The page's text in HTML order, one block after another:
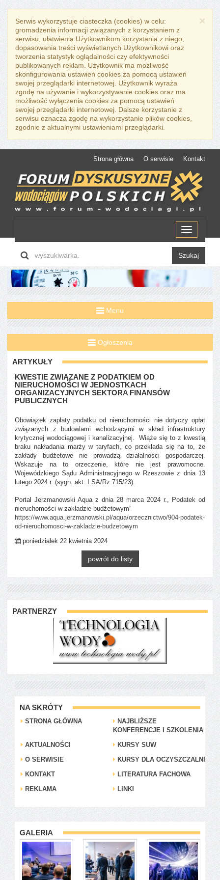
×
Serwis wykorzystuje ciasteczka (cookies) w celu:
gromadzenia informacji związanych z korzystaniem z
serwisu, ułatwienia Użytkownikom korzystania z niego,
dopasowania treści wyświetlanych Użytkownikowi oraz
tworzenia statystyk oglądalności czy efektywności
publikowanych reklam. Użytkownik ma możliwość
skonfigurowania ustawień cookies za pomocą ustawień
swojej przeglądarki internetowej. Użytkownik wyraża
zgodę na używanie i wykorzystywanie cookies oraz ma
możliwość wyłączenia cookies za pomocą ustawień
swojej przeglądarki internetowej. Dalsze korzystanie z
serwisu oznacza zgodę na wykorzystanie plików cookies,
zgodnie z aktualnymi ustawieniami przeglądarki.
Strona główna O serwisie Kontakt
Menu
Szukaj
Menu
Ogłoszenia
ARTYKUŁY
KWESTIE ZWIĄZANE Z PODATKIEM OD
NIERUCHOMOŚCI W JEDNOSTKACH
ORGANIZACYJNYCH SEKTORA FINANSÓW
PUBLICZNYCH
Obowiązek zapłaty podatku od nieruchomości nie dotyczy opłat
związanych z budowlami wchodzącymi w skład infrastruktury
krytycznej wodociągowej i kanalizacyjnej. Wiąże się to z kwestią
braku nakładania marży w taryfach, co przekłada się na to, że
zakłady budżetowe nie prowadzą działalności gospodarczej.
Wskazuje na to orzeczenie, które nie jest prawomocne.
Wojewódzkiego Sądu Administracyjnego w Rzeszowie z dnia 13
lutego 2024 r. (sygn. akt. I SA/Rz 715/23).
Portal Jerzmanowski Aqua z dnia 28 marca 2024 r., Podatek od
nieruchomości w zakładzie budżetowym”
https://www.aqua.jerzmanowski.pl/aqua/orzecznictwo/904-podatek-
od-nieruchomosci-w-zakladzie-budzetowym
poniedziałek 22 kwietnia 2024
powrót do listy
PARTNERZY
NA SKRÓTY
STRONA GŁÓWNA
NAJBLIŻSZE
KONFERENCJE I SZKOLENIA
AKTUALNOŚCI
KURSY SUW
O SERWISIE
KURSY DLA OCZYSZCZALNI
KONTAKT
LITERATURA FACHOWA
REKLAMA
LINKI
GALERIA